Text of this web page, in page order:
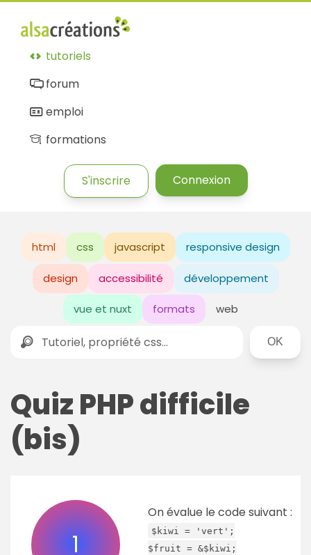
tutoriels
forum
emploi
formations
S'inscrire Connexion
html css javascript responsive design
design accessibilité développement
vue et nuxt formats web
Rechercher
Quiz PHP difficile
(bis)
1
On évalue le code suivant :
$kiwi = 'vert';
$fruit = &$kiwi;